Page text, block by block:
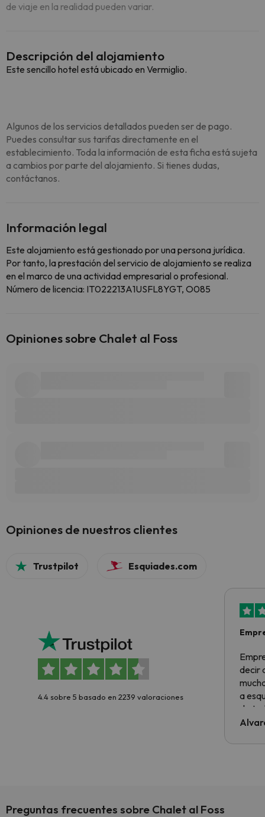
de viaje en la realidad pueden variar.
Descripción del alojamiento
Este sencillo hotel está ubicado en Vermiglio.
Algunos de los servicios detallados pueden ser de pago.
Puedes consultar sus tarifas directamente en el
establecimiento. Toda la información de esta ficha está sujeta
a cambios por parte del alojamiento. Si tienes dudas,
contáctanos.
Información legal
Este alojamiento está gestionado por una persona jurídica.
Por tanto, la prestación del servicio de alojamiento se realiza
en el marco de una actividad empresarial o profesional.
Número de licencia: IT022213A1USFL8YGT, O085
Opiniones sobre Chalet al Foss
Opiniones de nuestros clientes
Trustpilot Esquiades.com
4.4 sobre 5 basado en 2239 valoraciones
decir
a
de
al
culpa
Preguntas frecuentes sobre Chalet al Foss